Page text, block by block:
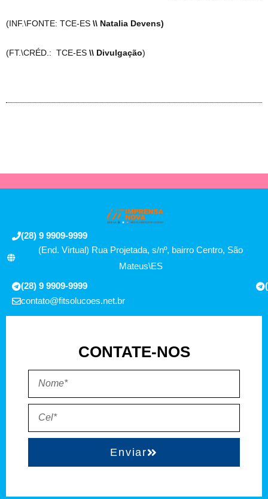
(INF.\FONTE: TCE-ES \\ Natalia Devens)
(FT.\CRÉD.: TCE-ES \\ Divulgação)
(28) 9 9909-9999
(End. Virtual) Rua Projetada, s/nº, bairro Centro, São
Mateus\ES
(28) 9 9909-9999
contato@fitsolucoes.net.br
CONTATE-NOS
Enviar